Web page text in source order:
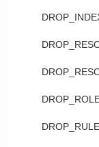
DROP_RULE